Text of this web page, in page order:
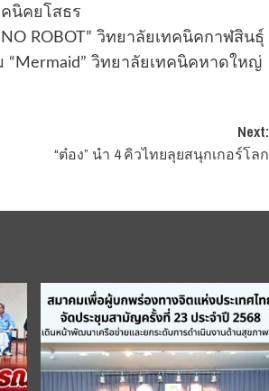
นิคยโสธร
ROBOT” วิทยาลัยเทคนิคกาฬสินธุ์
วิทยาลัยเทคนิคหาดใหญ่
Next:
“ต๋อง” นำ 4 คิวไทยลุยสนุกเกอร์โลก